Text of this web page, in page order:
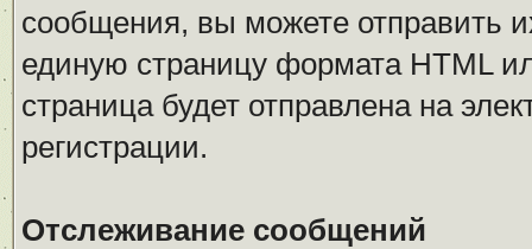
сообщения, вы можете отправить
единую страницу формата HTML
страница будет отправлена на
регистрации.
Отслеживание сообщений